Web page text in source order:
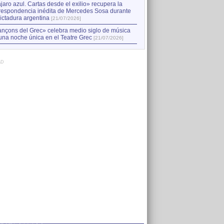
azul. Cartas desde el exilio» recupera la
inédita de Mercedes Sosa durante
argentina [21/07/2026]
del Grec» celebra medio siglo de música
noche única en el Teatre Grec [21/07/2026]